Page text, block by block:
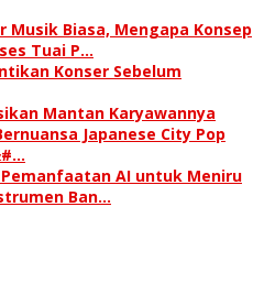
Musik Biasa, Mengapa Konsep
Tuai P…
Konser Sebelum
Mantan Karyawannya
Japanese City Pop
AI untuk Meniru
Ban…